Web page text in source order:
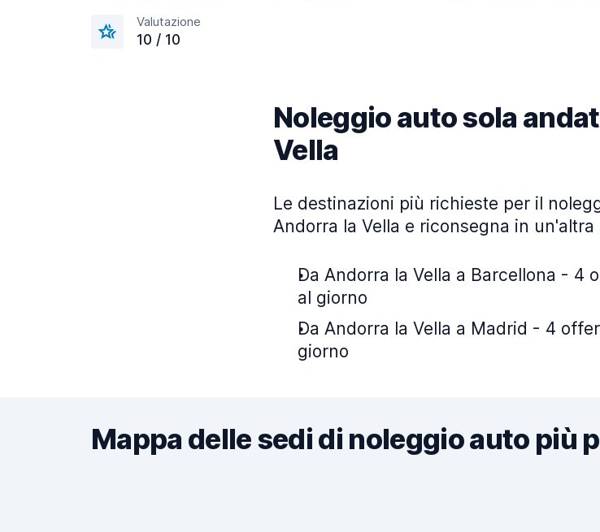
Valutazione
10 / 10
Noleggio auto sola
Vella
Le destinazioni più richieste per il
Andorra la Vella e riconsegna in un'altra
Da Andorra la Vella a Barcellona - 4
al giorno
Da Andorra la Vella a Madrid - 4
giorno
Mappa delle sedi di noleggio auto più